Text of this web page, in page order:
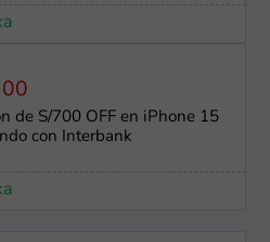
de S/700 OFF en iPhone 15
con Interbank